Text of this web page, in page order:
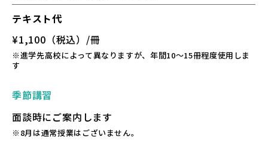
テキスト代
¥1,100（税込）/冊
※進学先高校によって異なりますが、年間10～15冊程度使用しま
す
季節講習
面談時にご案内します
※8月は通常授業はございません。